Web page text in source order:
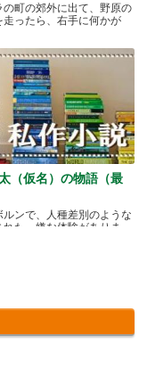
町の郊外に出て、野原の
走ったら、右手に何かが
（仮名）の物語（最
ンで、人種差別のような
れた、嫌な体験がありま